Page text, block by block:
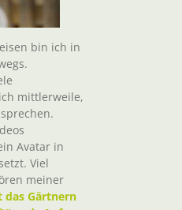
bin ich in
mittlerweile,
Avatar in
Viel
meiner
das Gärtnern